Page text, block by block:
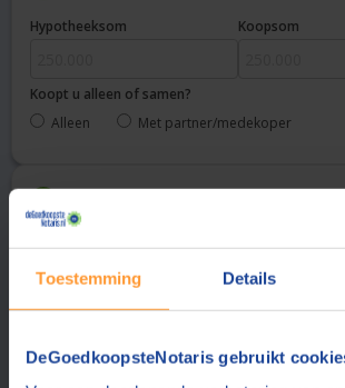
Toestemming Details
DeGoedkoopsteNotaris gebruikt
Hypotheeksom Koopsom
Koopt u alleen of samen?
Alleen
Met partner/medekoper